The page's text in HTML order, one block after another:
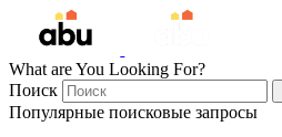
What are You Looking For?
Поиск
Популярные поисковые запросы